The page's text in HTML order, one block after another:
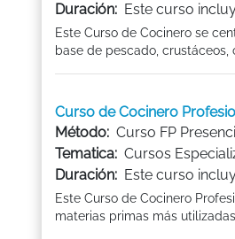
Duración: Este curso
Este Curso de Cocinero se
base de pescado, crustáceos,
Curso de Cocinero
Método: Curso FP
Tematica: Cursos
Duración: Este curso
Este Curso de Cocinero
materias primas más